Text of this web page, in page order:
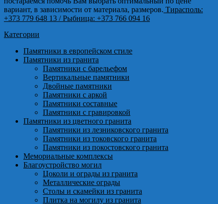
вариант, в зависимости от материала, размеров. Тирасполь:
+373 779 648 13 / Рыбница: +373 766 094 16
Категории
Памятники в европейском стиле
Памятники из гранита
Памятники с барельефом
Вертикальные памятники
Двойные памятники
Памятники с аркой
Памятники составные
Памятники с гравировкой
Памятники из цветного гранита
Памятники из лезниковского гранита
Памятники из токовского гранита
Памятники из покостовского гранита
Мемориальные комплексы
Благоустройство могил
Цоколи и ограды из гранита
Металлические ограды
Столы и скамейки из гранита
Плитка на могилу из гранита